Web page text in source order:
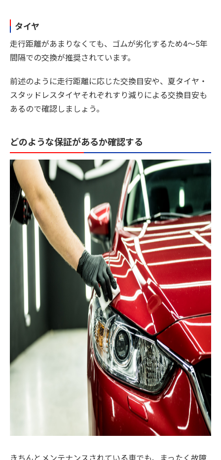
タイヤ
走行距離があまりなくても、ゴムが劣化するため4〜5年
間隔での交換が推奨されています。
前述のように走行距離に応じた交換目安や、夏タイヤ・
スタッドレスタイヤそれぞれすり減りによる交換目安も
あるので確認しましょう。
どのような保証があるか確認する